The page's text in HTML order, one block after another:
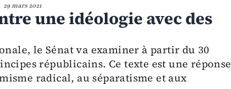
29 mars 2021
une idéologie avec des
le Sénat va examiner à partir du 30
républicains. Ce texte est une réponse
radical, au séparatisme et aux